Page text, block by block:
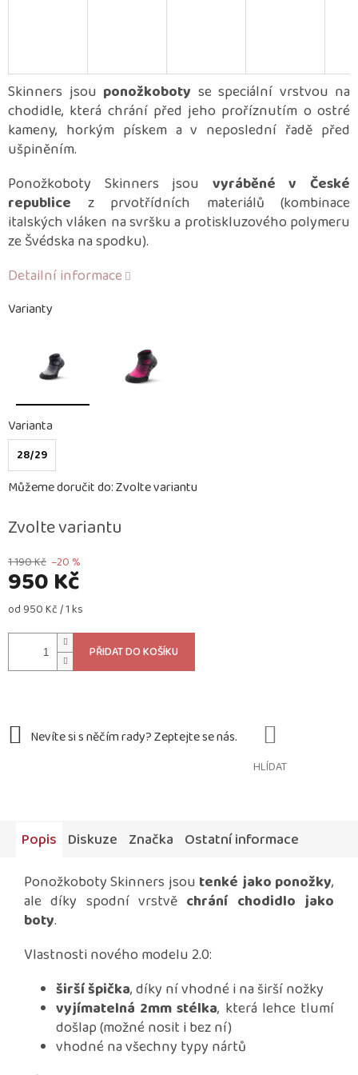
1 190 Kč –20 %
950 Kč
Měrná
od 950 Kč / 1 ks
Zvolte variantu
Varianty
Varianta
28/29
Můžeme doručit do:Zvolte variantu
PŘIDAT DO KOŠÍKU
Skinners jsou ponožkoboty se speciální vrstvou na
chodidle, která chrání před jeho proříznutím o ostré
kameny, horkým pískem a v neposlední řadě před
ušpiněním.
Ponožkoboty Skinners jsou vyráběné v České
republice z prvotřídních materiálů (kombinace
italských vláken na svršku a protiskluzového polymeru
ze Švédska na spodku).
Detailní informace
HLÍDAT
Popis Diskuze Značka Ostatní informace
Ponožkoboty Skinners jsou tenké jako ponožky,
ale díky spodní vrstvě chrání chodidlo jako
boty.
Vlastnosti nového modelu 2.0:
širší špička, díky ní vhodné i na širší nožky
vyjímatelná 2mm stélka, která lehce tlumí
došlap (možné nosit i bez ní)
vhodné na všechny typy nártů